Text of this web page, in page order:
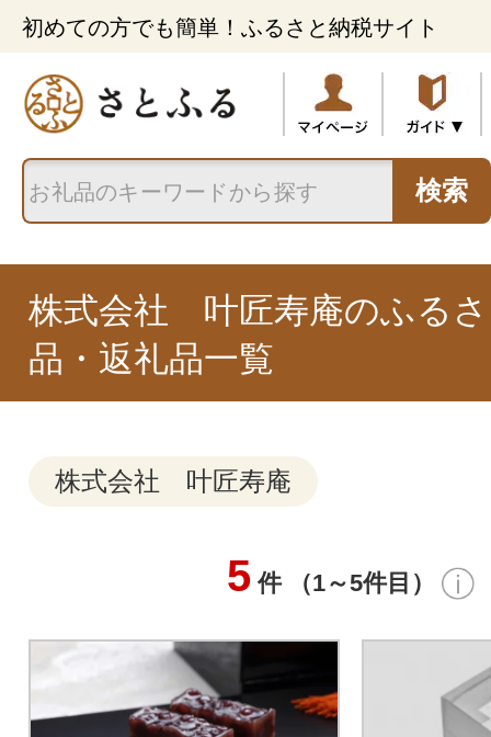
初めての方でも簡単！ふるさと納税サイト
検索
株式会社 叶匠寿庵のふる
品・返礼品一覧
株式会社 叶匠寿庵
5 件 （1～5件目）